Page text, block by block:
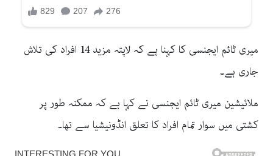
میری ٹائم ایجنسی کا کہنا ہے کہ لاپتہ مزید 14 افراد کی تلاش
جاری ہے۔
ملائیشین میری ٹائم ایجنسی نے کہا ہے کہ ممکنہ طور پر
کشتی میں سوار تمام افراد کا تعلق انڈونیشیا سے تھا۔